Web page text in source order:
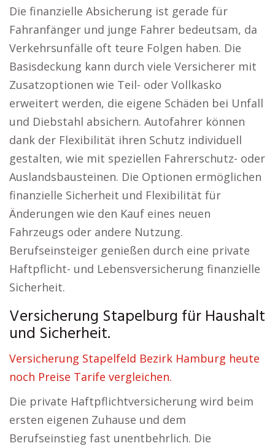
Die finanzielle Absicherung ist gerade für
Fahranfänger und junge Fahrer bedeutsam, da
Verkehrsunfälle oft teure Folgen haben. Die
Basisdeckung kann durch viele Versicherer mit
Zusatzoptionen wie Teil- oder Vollkasko
erweitert werden, die eigene Schäden bei Unfall
und Diebstahl absichern. Autofahrer können
dank der Flexibilität ihren Schutz individuell
gestalten, wie mit speziellen Fahrerschutz- oder
Auslandsbausteinen. Die Optionen ermöglichen
finanzielle Sicherheit und Flexibilität für
Änderungen wie den Kauf eines neuen
Fahrzeugs oder andere Nutzung.
Berufseinsteiger genießen durch eine private
Haftpflicht- und Lebensversicherung finanzielle
Sicherheit.
Versicherung Stapelburg für Haushalt
und Sicherheit.
Versicherung Stapelfeld Bezirk Hamburg heute
noch Preise Tarife vergleichen.
Die private Haftpflichtversicherung wird beim
ersten eigenen Zuhause und dem
Berufseinstieg fast unentbehrlich. Die